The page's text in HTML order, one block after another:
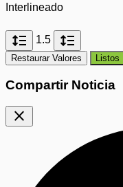
Interlineado
format_line_spacing 1.5 format_line_spacing
Restaurar Valores Listos
Compartir Noticia
close